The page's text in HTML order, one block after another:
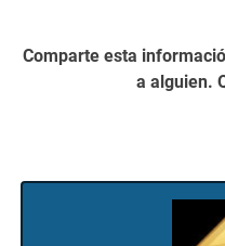
Comparte esta
a alguien.